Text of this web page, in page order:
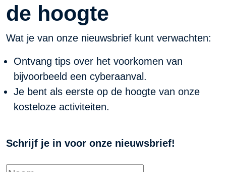
de hoogte
Wat je van onze nieuwsbrief kunt verwachten:
Ontvang tips over het voorkomen van
bijvoorbeeld een cyberaanval.
Je bent als eerste op de hoogte van onze
kosteloze activiteiten.
Schrijf je in voor onze nieuwsbrief!